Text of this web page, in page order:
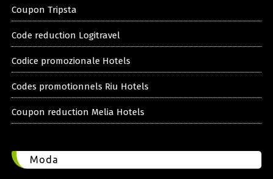
Coupon Tripsta
Code reduction Logitravel
Codice promozionale Hotels
Codes promotionnels Riu Hotels
Coupon reduction Melia Hotels
Moda